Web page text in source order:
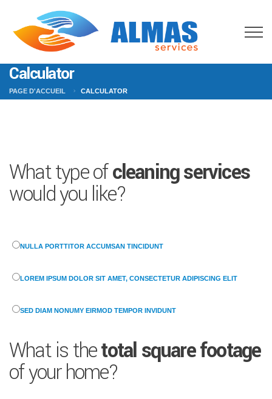
Calculator
PAGE D'ACCUEIL CALCULATOR
What type ofcleaning services
would you like?
NULLA PORTTITOR ACCUMSAN TINCIDUNT
LOREM IPSUM DOLOR SIT AMET, CONSECTETUR ADIPISCING ELIT
SED DIAM NONUMY EIRMOD TEMPOR INVIDUNT
What is thetotal square footage
of your home?